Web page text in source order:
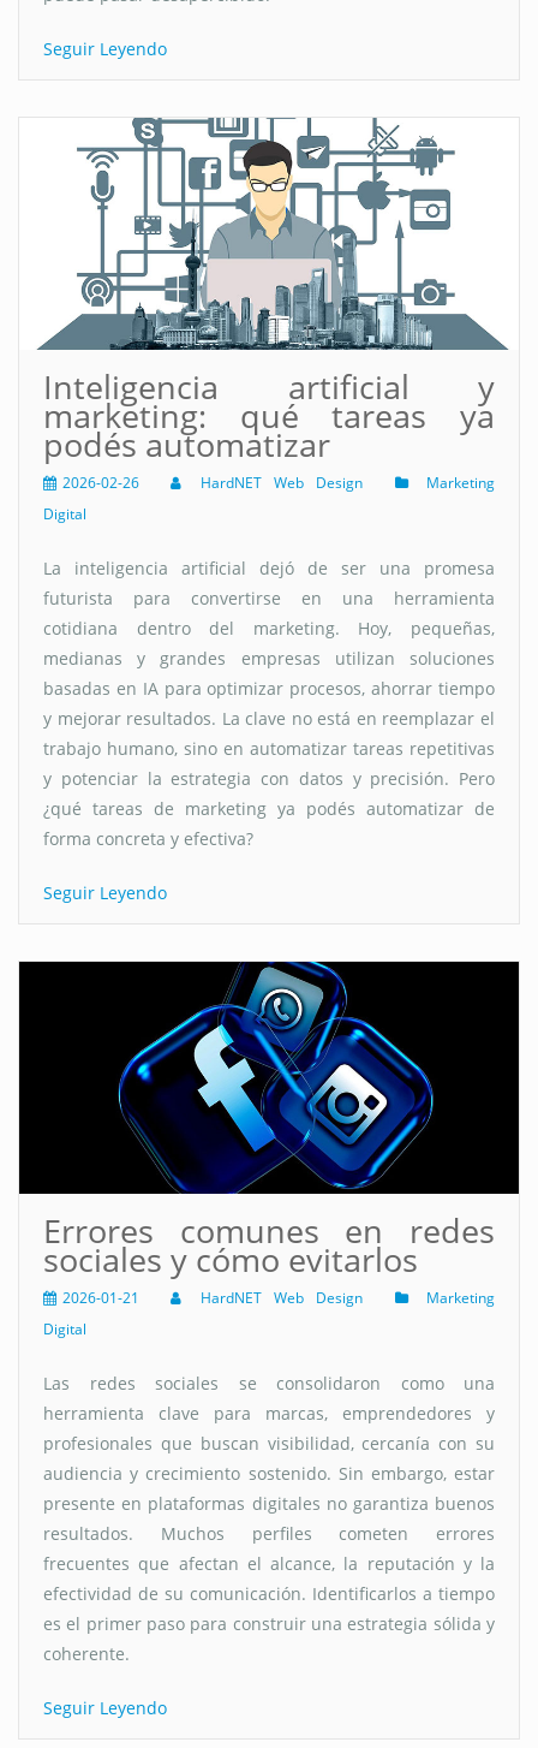
Seguir Leyendo
Inteligencia artificial y
marketing: qué tareas ya
podés automatizar
2026-02-26 HardNET Web Design
Marketing
Digital
La inteligencia artificial dejó de ser una promesa
futurista para convertirse en una herramienta
cotidiana dentro del marketing. Hoy, pequeñas,
medianas y grandes empresas utilizan soluciones
basadas en IA para optimizar procesos, ahorrar tiempo
y mejorar resultados. La clave no está en reemplazar el
trabajo humano, sino en automatizar tareas repetitivas
y potenciar la estrategia con datos y precisión. Pero
¿qué tareas de marketing ya podés automatizar de
forma concreta y efectiva?
Seguir Leyendo
Errores comunes en redes
sociales y cómo evitarlos
2026-01-21 HardNET Web Design
Marketing
Digital
Las redes sociales se consolidaron como una
herramienta clave para marcas, emprendedores y
profesionales que buscan visibilidad, cercanía con su
audiencia y crecimiento sostenido. Sin embargo, estar
presente en plataformas digitales no garantiza buenos
resultados. Muchos perfiles cometen errores
frecuentes que afectan el alcance, la reputación y la
efectividad de su comunicación. Identificarlos a tiempo
es el primer paso para construir una estrategia sólida y
coherente.
Seguir Leyendo